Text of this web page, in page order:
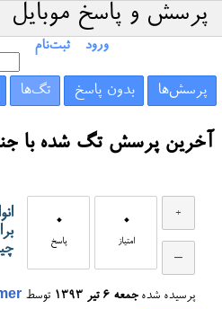
پرسش و پاسخ موبایل
ورود ثبت‌نام
پرسش‌ها بدون پاسخ تگ‌ها
آخرین پرسش تگ شده با
0
امتیاز
0
پاسخ
پرسیده شده جمعه ۶ تیر ۱۳۹۳ توسط